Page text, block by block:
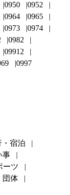
0950
0952
0964
0965
0973
0974
0982
09912
0997
・宿泊
事
ーツ
団体